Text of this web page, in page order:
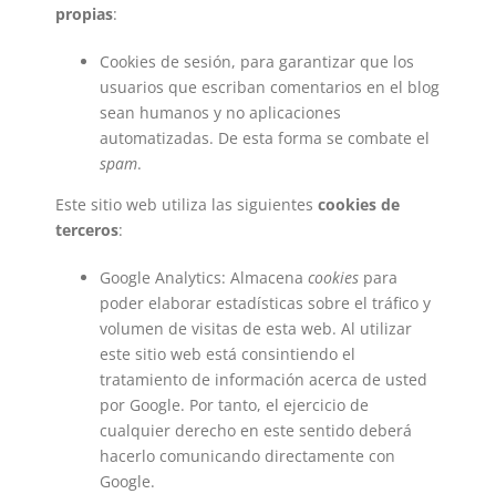
propias:
Cookies de sesión, para garantizar que los
usuarios que escriban comentarios en el blog
sean humanos y no aplicaciones
automatizadas. De esta forma se combate el
spam.
Este sitio web utiliza las siguientes cookies de
terceros:
Google Analytics: Almacena cookies para
poder elaborar estadísticas sobre el tráfico y
volumen de visitas de esta web. Al utilizar
este sitio web está consintiendo el
tratamiento de información acerca de usted
por Google. Por tanto, el ejercicio de
cualquier derecho en este sentido deberá
hacerlo comunicando directamente con
Google.